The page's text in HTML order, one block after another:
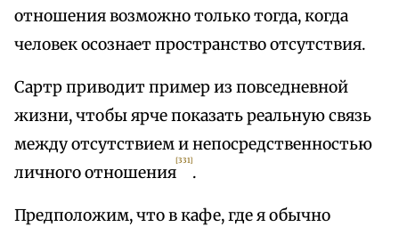
отношения возможно только тогда, когда
человек осознает пространство отсутствия.
Сартр приводит пример из повседневной
жизни, чтобы ярче показать реальную связь
между отсутствием и непосредственностью
личного отношения
[331]
.
Предположим, что в кафе, где я обычно